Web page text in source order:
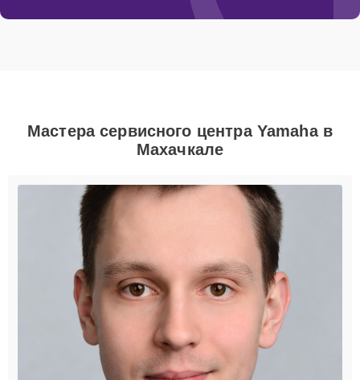
Мастера сервисного центра Yamaha в
Махачкале